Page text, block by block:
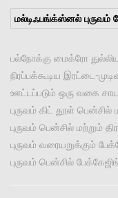
மல்டிஃபங்க்ஸ்னல் புருவம்
பல்நோக்கு மைக்ரோ
நிரப்பக்கூடிய இரட்டை-
ஊட்டப்படும் ஒரு வகை
புருவம் கிட் தூள்
புருவம் பென்சில் மற்றும்
புருவம் வரையறுக்கும்
புருவம் பென்சில்